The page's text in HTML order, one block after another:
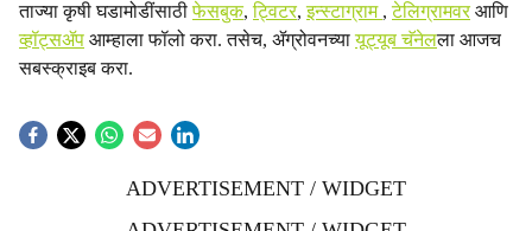
ताज्या कृषी घडामोडींसाठीफेसबुक,ट्विटर,इन्स्टाग्राम ,टेलिग्रामवरआणि
व्हॉट्सॲप आम्हाला फॉलो करा. तसेच, ॲग्रोवनच्यायूट्यूब चॅनेलला आजच
सबस्क्राइब करा.
ADVERTISEMENT / WIDGET